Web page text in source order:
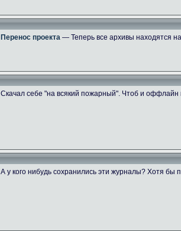
Перенос проекта — Теперь все архивы находятся
Скачал себе "на всякий пожарный". Чтоб и
А у кого нибудь сохранились эти журналы? Хотя бы